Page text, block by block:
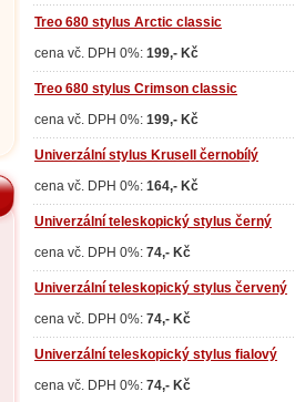
Treo 680 stylus Arctic classic
cena vč. DPH 0%: 199,- Kč
Treo 680 stylus Crimson classic
cena vč. DPH 0%: 199,- Kč
Univerzální stylus Krusell černobílý
cena vč. DPH 0%: 164,- Kč
Univerzální teleskopický stylus černý
cena vč. DPH 0%: 74,- Kč
Univerzální teleskopický stylus červený
cena vč. DPH 0%: 74,- Kč
Univerzální teleskopický stylus fialový
cena vč. DPH 0%: 74,- Kč